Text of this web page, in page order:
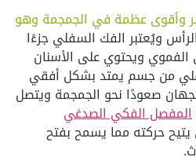
وأقوى عظمة في الجمجمة وهو
ويُعتبر الفك السفلي جزءًا
ويحتوي على الأسنان
من جسم يمتد بشكل أفقي
صعودًا نحو الجمجمة ويتصل
المفصل الفكي الصدغي
يتيح حركته مما يسمح بفتح